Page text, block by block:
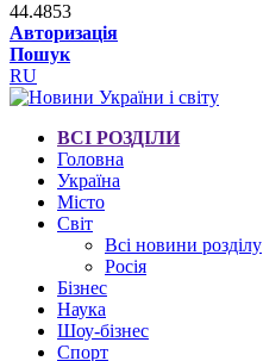
44.4853
Авторизація
Пошук
RU
ВСІ РОЗДІЛИ
Головна
Україна
Місто
Світ
Всі новини розділу
Росія
Бізнес
Наука
Шоу-бізнес
Спорт